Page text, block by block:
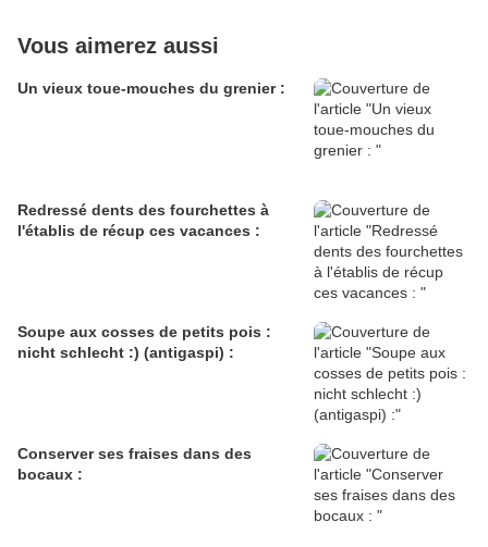
Vous aimerez aussi
Un vieux toue-mouches du grenier :
Redressé dents des fourchettes à
l'établis de récup ces vacances :
Soupe aux cosses de petits pois :
nicht schlecht :) (antigaspi) :
Conserver ses fraises dans des
bocaux :